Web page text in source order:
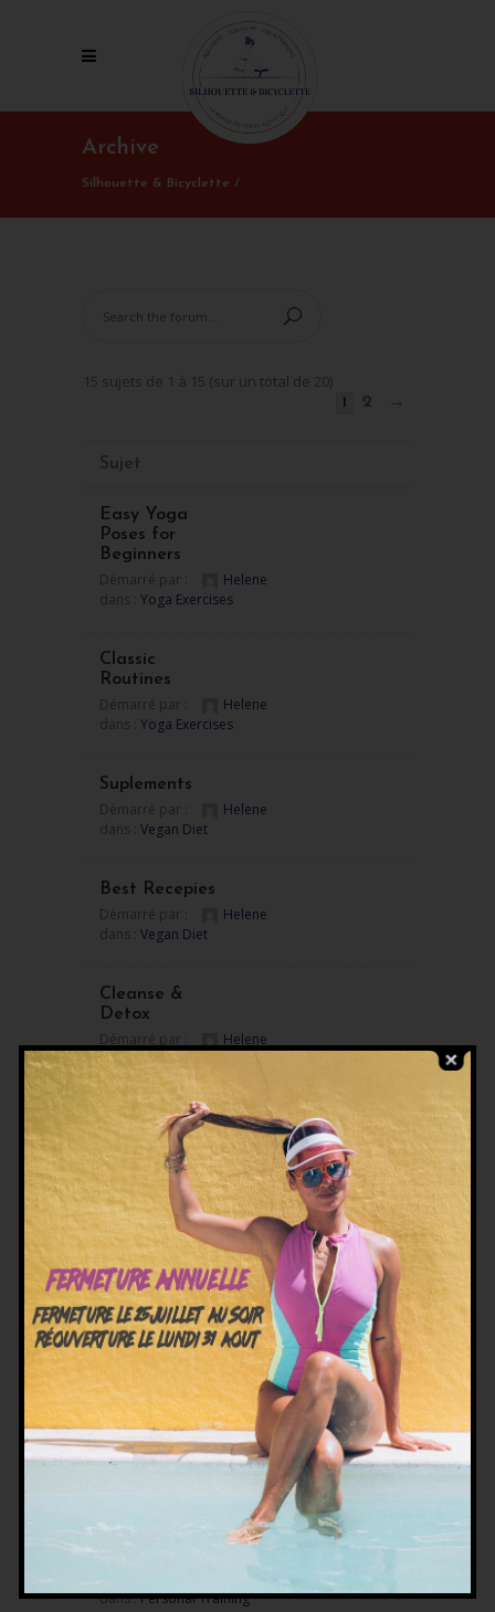
Archive
Silhouette & Bicyclette /
15 sujets de 1 à 15 (sur un total de 20)
1 2 →
Sujet
Easy Yoga
Poses for
Beginners
Démarré par :
Helene
dans : Yoga Exercises
Classic
Routines
Démarré par :
Helene
dans : Yoga Exercises
Suplements
Démarré par :
Helene
dans : Vegan Diet
Best Recepies
Démarré par :
Helene
dans : Vegan Diet
Cleanse &
Detox
Démarré par :
Helene
dans :
Health Coaching
Switching to
Vegan Diet
Démarré par :
Helene
dans :
Recipe Book
Fitness
Stories
Démarré par :
Helene
dans :Personal Training
Women’s
Specific
Training
Démarré par :
Helene
dans :Personal Training
Recommendations,
dans :Personal Training